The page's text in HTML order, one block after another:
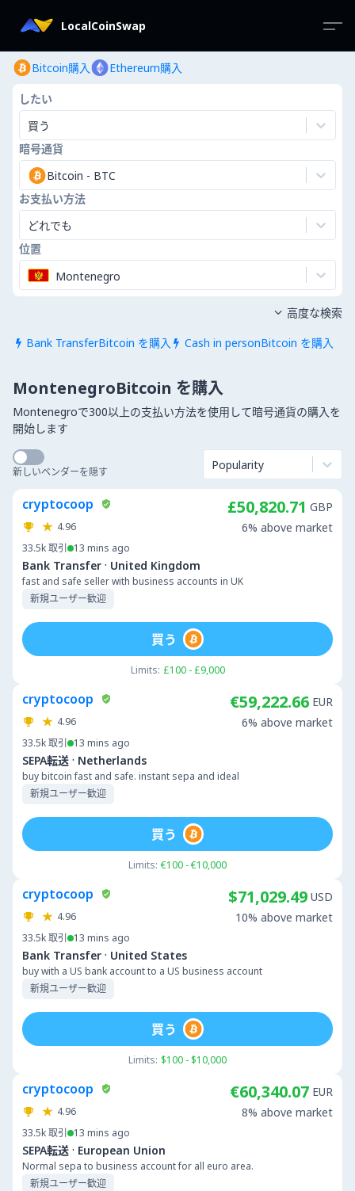
LocalCoinSwap
Bitcoin購入 Ethereum購入
したい
買う
暗号通貨
Bitcoin - BTC
お支払い方法
どれでも
位置
Montenegro
 Bank TransferBitcoin を購入  Cash in personBitcoin を購入
 高度な検索
MontenegroBitcoin を購入
Montenegroで300以上の支払い方法を使用して暗号通貨の購入を
開始します
新しいベンダーを隠す Popularity
cryptocoop
4.96
33.5k取引 13 mins ago
Bank Transfer · United Kingdom
fast and safe seller with business accounts in UK
新規ユーザー歓迎
£50,820.71 GBP
6% above market
Limits: £100 - £9,000
買う
cryptocoop
4.96
33.5k取引 13 mins ago
SEPA転送 · Netherlands
buy bitcoin fast and safe. instant sepa and ideal
新規ユーザー歓迎
€59,222.66 EUR
6% above market
Limits: €100 - €10,000
買う
cryptocoop
4.96
33.5k取引 13 mins ago
Bank Transfer · United States
buy with a US bank account to a US business account
新規ユーザー歓迎
$71,029.49 USD
10% above market
Limits: $100 - $10,000
買う
cryptocoop
4.96
33.5k取引 13 mins ago
SEPA転送 · European Union
Normal sepa to business account for all euro area.
新規ユーザー歓迎
€60,340.07 EUR
8% above market